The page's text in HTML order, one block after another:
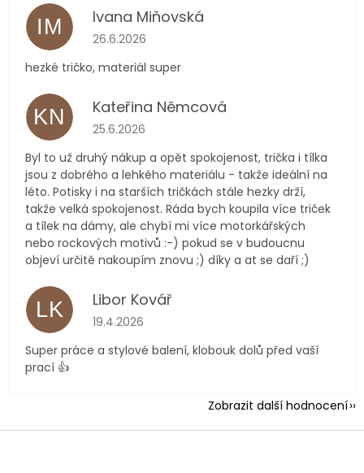
IM Ivana Miňovská
Hodnocení obchodu je 5 z 5 hvězdiček.
26.6.2026
hezké tričko, materiál super
KN Kateřina Němcová
Hodnocení obchodu je 5 z 5 hvězdiček.
25.6.2026
Byl to už druhý nákup a opět spokojenost, trička i tílka
jsou z dobrého a lehkého materiálu - takže ideální na
léto. Potisky i na starších tričkách stále hezky drží,
takže velká spokojenost. Ráda bych koupila více triček
a tílek na dámy, ale chybí mi více motorkářských
nebo rockových motivů :-) pokud se v budoucnu
objeví určitě nakoupím znovu ;) díky a at se daří ;)
LK Libor Kovář
Hodnocení obchodu je 5 z 5 hvězdiček.
19.4.2026
Super práce a stylové balení, klobouk dolů před vaší
prací 👍
Zobrazit další hodnocení
Z